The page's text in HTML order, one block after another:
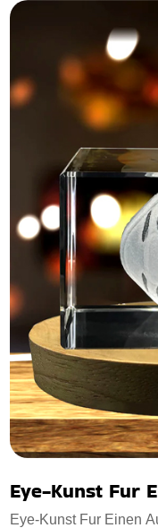
Eye-Kunst Fur
Eye-Kunst Fur Einen